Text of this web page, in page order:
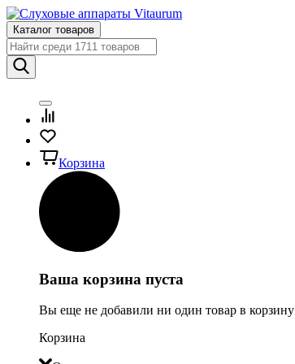
Каталог товаров
Корзина
Ваша корзина пуста
Вы еще не добавили ни один товар в корзину
Корзина